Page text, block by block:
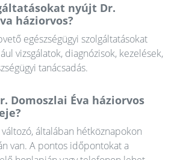
nyújt Dr.
háziorvos?
egészségügyi szolgáltatásokat
vizsgálatok, diagnózisok, kezelések,
tanácsadás.
Domoszlai Éva háziorvos
általában hétköznapokon
van. A pontos időpontokat a